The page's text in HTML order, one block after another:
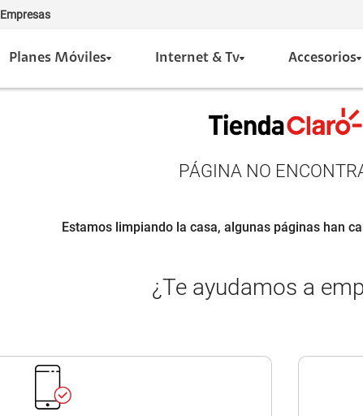
Empresas
Planes Móviles Internet & Tv Accesorios
PÁGINA NO
Estamos limpiando la casa, algunas páginas han
¿Te ayudamos a